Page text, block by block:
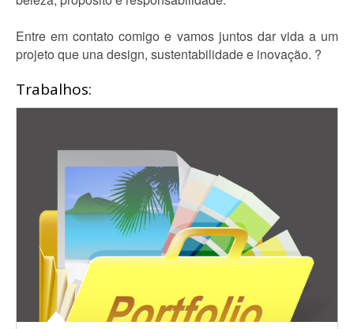
Entre em contato comigo e vamos juntos dar vida a um
projeto que una design, sustentabilidade e inovação. ?
Trabalhos: